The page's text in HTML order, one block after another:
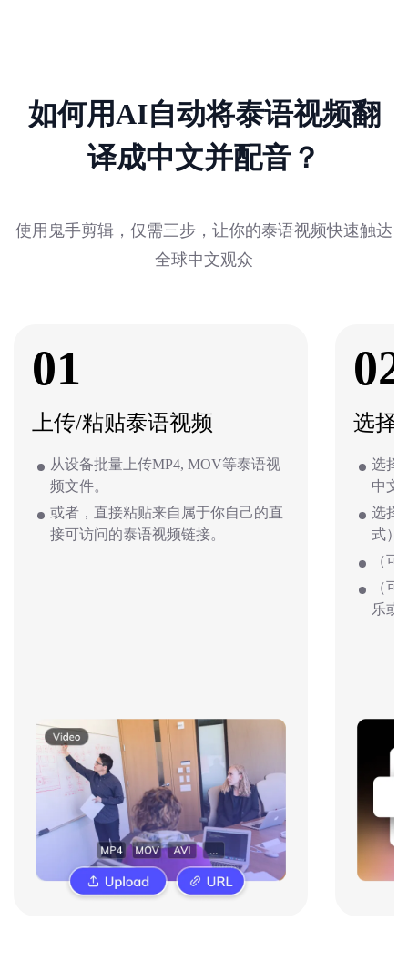
如何用AI自动将泰语视频翻
译成中文并配音？
使用鬼手剪辑，仅需三步，让你的泰语视频快速触达
全球中文观众
01
上传/粘贴泰语视频
从设备批量上传MP4, MOV等泰语视
频文件。
或者，直接粘贴来自属于你自己的直
接可访问的泰语视频链接。
02
选择
选择
中文
选择
式）
（
（
乐或